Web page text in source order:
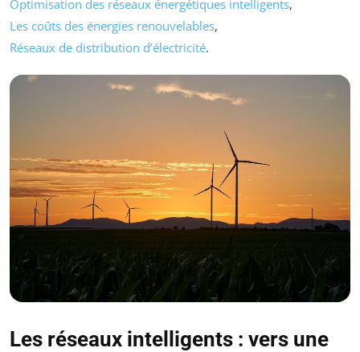
Optimisation des réseaux énergétiques intelligents,
Les coûts des énergies renouvelables,
Réseaux de distribution d’électricité.
Les réseaux intelligents : vers une